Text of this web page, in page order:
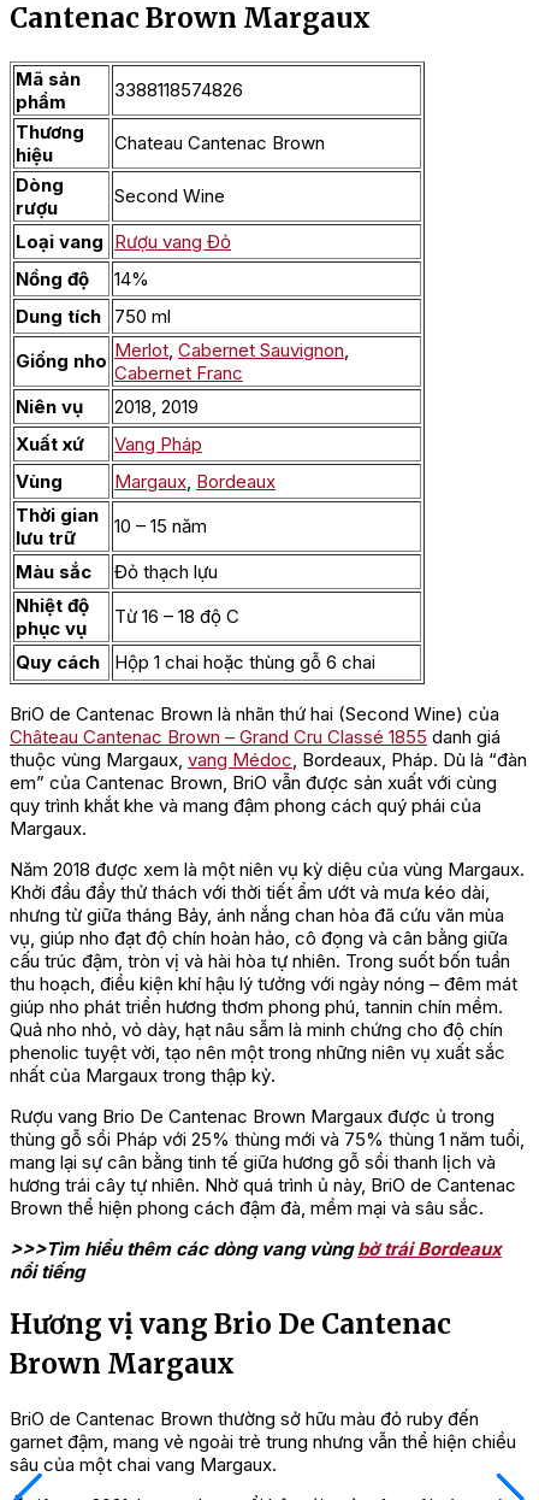
Cantenac Brown Margaux
Mã sản
phẩm
3388118574826
Thương
hiệu
Chateau Cantenac Brown
Dòng
rượu
Second Wine
Loại vang Rượu vang Đỏ
Nồng độ
14%
Dung tích
750 ml
Giống nho Merlot Cabernet Sauvignon
Cabernet Franc
Niên vụ
2018, 2019
Xuất xứ
Vang Pháp
Vùng
Margaux Bordeaux
Thời gian
lưu trữ
10 – 15 năm
Màu sắc
Đỏ thạch lựu
Nhiệt độ
phục vụ
Từ 16 – 18 độ C
Quy cách
Hộp 1 chai hoặc thùng gỗ 6 chai
BriO de Cantenac Brown là nhãn thứ hai (Second Wine) của
Château Cantenac Brown – Grand Cru Classé 1855 danh giá
thuộc vùng Margaux, vang Médoc , Bordeaux, Pháp. Dù là “đàn
em” của Cantenac Brown, BriO vẫn được sản xuất với cùng
quy trình khắt khe và mang đậm phong cách quý phái của
Margaux.
Năm 2018 được xem là một niên vụ kỳ diệu của vùng Margaux.
Khởi đầu đầy thử thách với thời tiết ẩm ướt và mưa kéo dài,
nhưng từ giữa tháng Bảy, ánh nắng chan hòa đã cứu vãn mùa
vụ, giúp nho đạt độ chín hoàn hảo, cô đọng và cân bằng giữa
cấu trúc đậm, tròn vị và hài hòa tự nhiên. Trong suốt bốn tuần
thu hoạch, điều kiện khí hậu lý tưởng với ngày nóng – đêm mát
giúp nho phát triển hương thơm phong phú, tannin chín mềm.
Quả nho nhỏ, vỏ dày, hạt nâu sẫm là minh chứng cho độ chín
phenolic tuyệt vời, tạo nên một trong những niên vụ xuất sắc
nhất của Margaux trong thập kỷ.
Rượu vang Brio De Cantenac Brown Margaux được ủ trong
thùng gỗ sồi Pháp với 25% thùng mới và 75% thùng 1 năm tuổi,
mang lại sự cân bằng tinh tế giữa hương gỗ sồi thanh lịch và
hương trái cây tự nhiên. Nhờ quá trình ủ này, BriO de Cantenac
Brown thể hiện phong cách đậm đà, mềm mại và sâu sắc.
>>>Tìm hiểu thêm các dòng vang vùngbờ trái Bordeaux
nổi tiếng
Hương vị vang Brio De Cantenac
Brown Margaux
BriO de Cantenac Brown thường sở hữu màu đỏ ruby đến
garnet đậm, mang vẻ ngoài trẻ trung nhưng vẫn thể hiện chiều
sâu của một chai vang Margaux.